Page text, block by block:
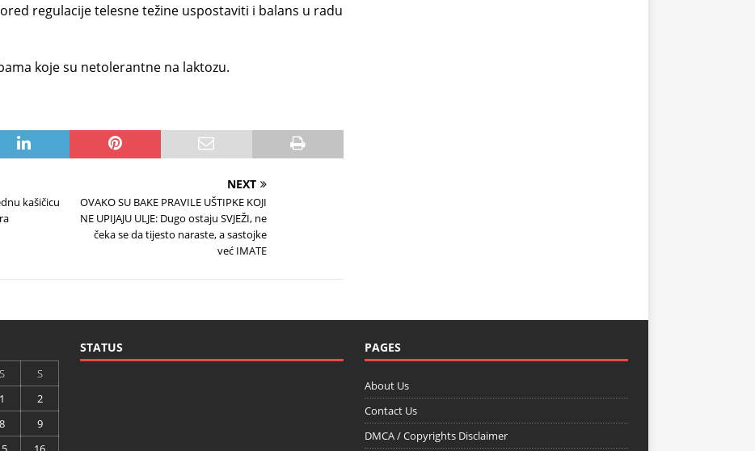
regulacije telesne težine uspostaviti i balans u radu
koje su netolerantne na laktozu.
kašičicu
NEXT
OVAKO SU BAKE PRAVILE UŠTIPKE KOJI
NE UPIJAJU ULJE: Dugo ostaju SVJEŽI, ne
čeka se da tijesto naraste, a sastojke
već IMATE
S
S
1
2
8
9
STATUS PAGES
About Us
Contact Us
DMCA / Copyrights Disclaimer